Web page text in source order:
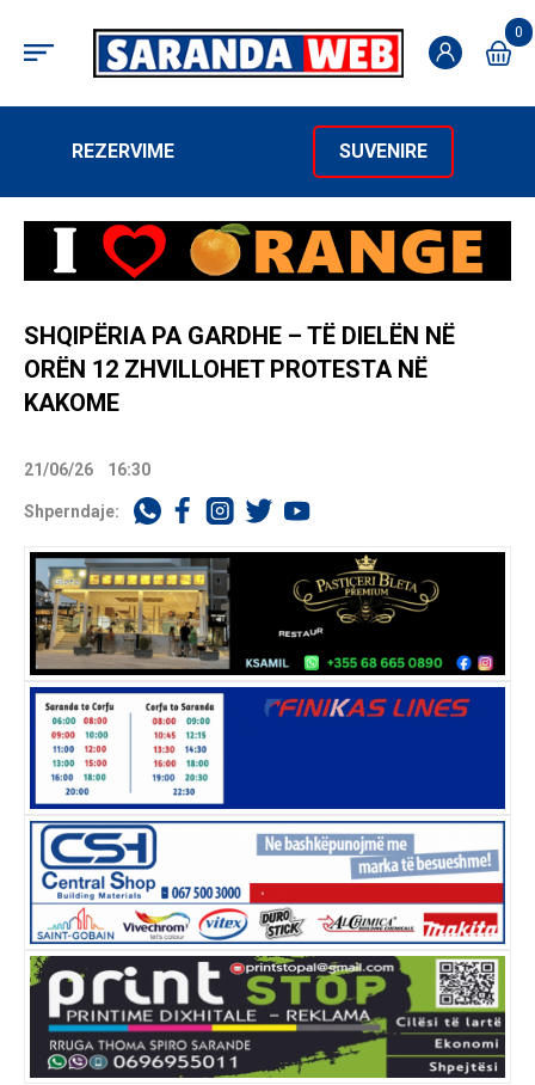
0
REZERVIME SUVENIRE
SHQIPËRIA PA GARDHE – TË DIELËN NË
ORËN 12 ZHVILLOHET PROTESTA NË
KAKOME
21/06/26 16:30
Shperndaje: